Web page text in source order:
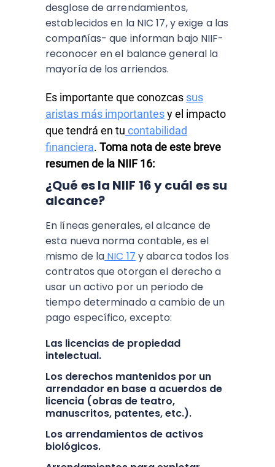
desglose de arrendamientos,
establecidos en la NIC 17, y exige a las
compañías- que informan bajo NIIF-
reconocer en el balance general la
mayoría de los arriendos.
Es importante que conozcas sus
aristas más importantesy el impacto
que tendrá en tu contabilidad
financiera. Toma nota de este breve
resumen de la NIIF 16:
¿Qué es la NIIF 16 y cuál es su
alcance?
En líneas generales, el alcance de
esta nueva norma contable, es el
mismo de la NIC 17 y abarca todos los
contratos que otorgan el derecho a
usar un activo por un periodo de
tiempo determinado a cambio de un
pago específico, excepto:
Las licencias de propiedad
intelectual.
Los derechos mantenidos por un
arrendador en base a acuerdos de
licencia (obras de teatro,
manuscritos, patentes, etc.).
Los arrendamientos de activos
biológicos.